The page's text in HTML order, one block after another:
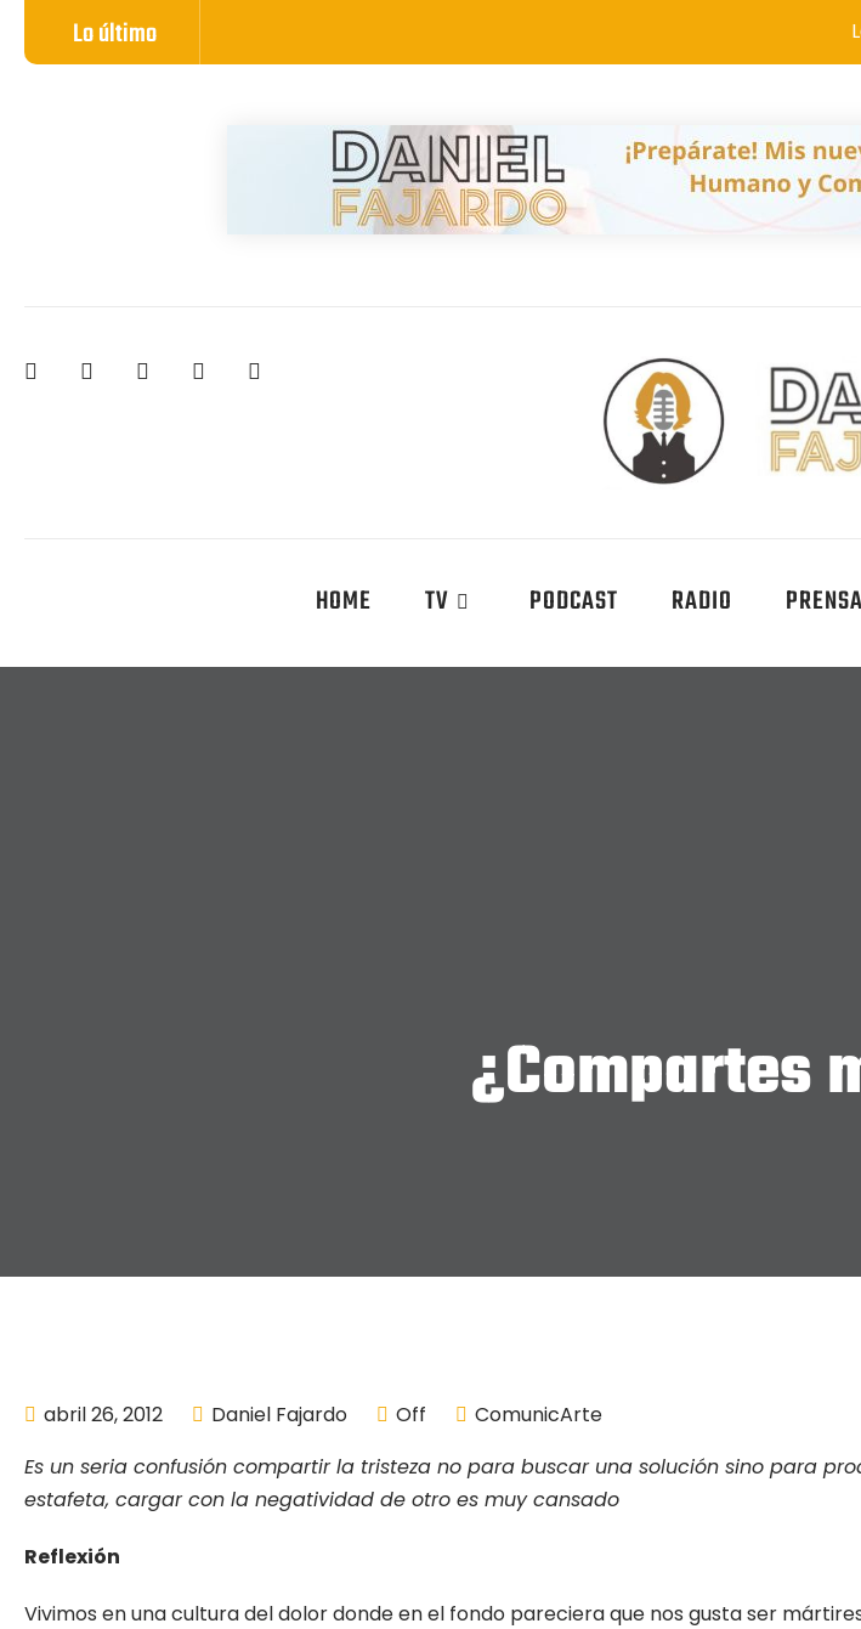
Lo último La
HOME TV PODCAST RADIO PRENSA
¿Compartes
abril 26, 2012 Daniel Fajardo Off
ComunicArte
Es un seria confusión compartir la tristeza no para buscar una solución sino para
estafeta, cargar con la negatividad de otro es muy cansado
Reflexión
Vivimos en una cultura del dolor donde en el fondo pareciera que nos gusta ser